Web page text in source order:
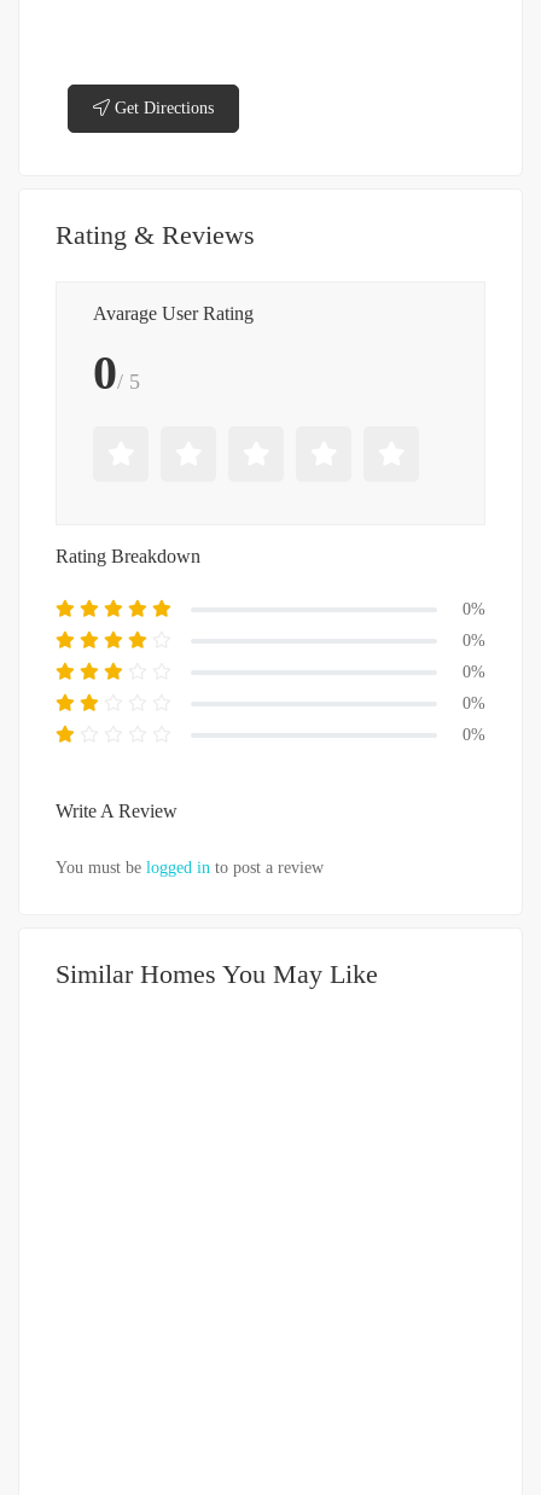
Get Directions
Rating & Reviews
Avarage User Rating
0/ 5
Rating Breakdown
0%
0%
0%
0%
0%
Write A Review
You must be logged in to post a review
Similar Homes You May Like